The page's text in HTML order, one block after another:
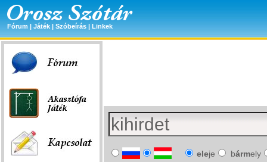
Fórum | Játék | Szóbeírás | Linkek
eleje bármely